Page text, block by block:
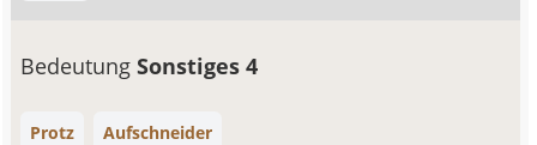
BedeutungSonstiges 4
Protz Aufschneider